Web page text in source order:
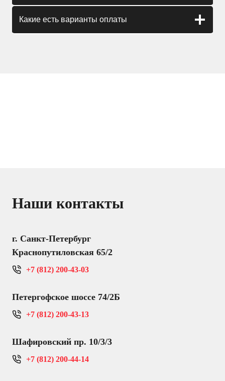
Какие есть варианты оплаты
Наши контакты
г. Санкт-Петербург
Краснопутиловская 65/2
+7 (812) 200-43-03
Петергофское шоссе 74/2Б
+7 (812) 200-43-13
Шафировский пр. 10/3/3
+7 (812) 200-44-14